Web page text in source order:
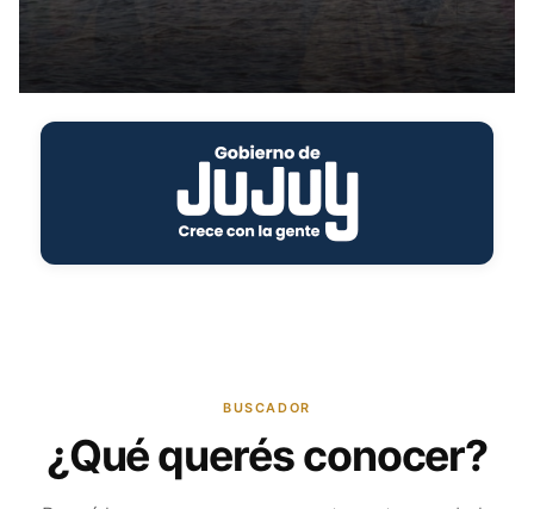
BUSCADOR
¿Qué querés conocer?